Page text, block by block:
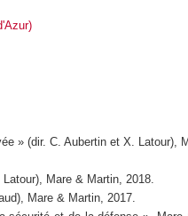
» (dir. C. Aubertin et X. Latour),
Mare & Martin, 2018.
Mare & Martin, 2017.